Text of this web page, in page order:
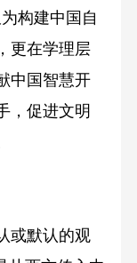
构建中国自
更在学理层
中国智慧开
，促进文明
默认的观